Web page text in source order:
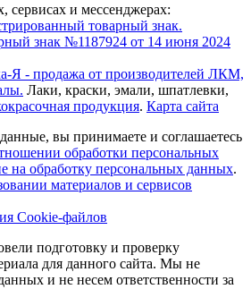
сервисах и мессенджерах:
товарный знак.
знак №1187924 от 14 июня 2024
Я - продажа от производителей ЛКМ,
Лаки, краски, эмали, шпатлевки,
продукция. Карта сайта
вы принимаете и соглашаетесь
обработки персональных
на обработку персональных данных.
материалов и сервисов
Cookie-файлов
подготовку и проверку
для данного сайта. Мы не
и не несем ответственности за